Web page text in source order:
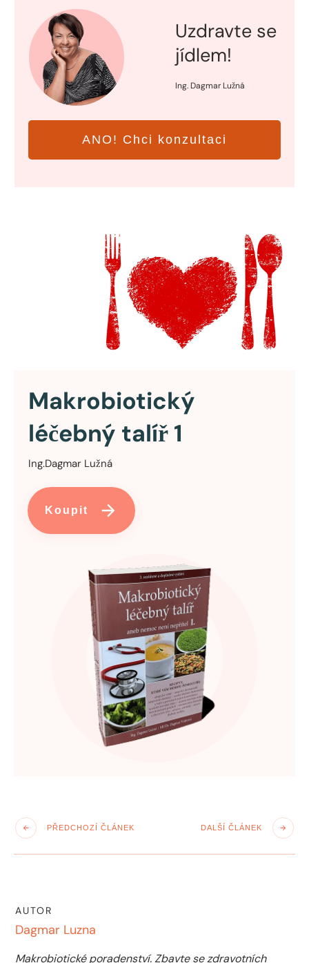
Uzdravte se
jídlem!
Ing. Dagmar Lužná
ANO! Chci konzultaci
Makrobiotický
léčebný talíř 1
Ing.Dagmar Lužná
Koupit
PŘEDCHOZÍ ČLÁNEK DALŠÍ ČLÁNEK
AUTOR
Dagmar Luzna
Makrobiotické poradenství. Zbavte se zdravotních